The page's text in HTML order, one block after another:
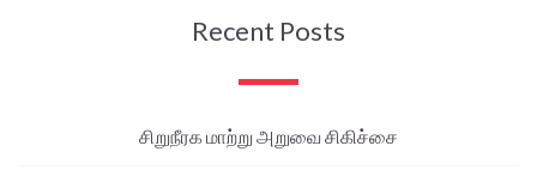
Recent Posts
சிறுநீரக மாற்று அறுவை சிகிச்சை